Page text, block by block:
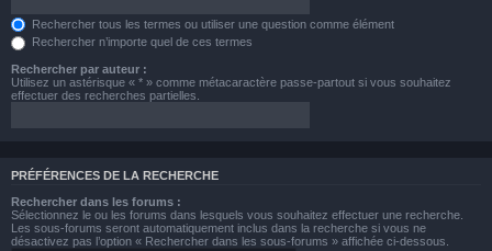
Rechercher tous les termes ou utiliser une question comme élément
Rechercher n’importe quel de ces termes
Rechercher par auteur :
Utilisez un astérisque « * » comme métacaractère passe-partout si vous souhaitez
effectuer des recherches partielles.
PRÉFÉRENCES DE LA RECHERCHE
Rechercher dans les forums :
Sélectionnez le ou les forums dans lesquels vous souhaitez effectuer une recherche.
Les sous-forums seront automatiquement inclus dans la recherche si vous ne
désactivez pas l’option « Rechercher dans les sous-forums » affichée ci-dessous.